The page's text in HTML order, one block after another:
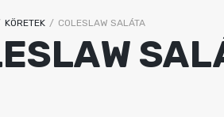
KÖRETEK / COLESLAW SALÁTA